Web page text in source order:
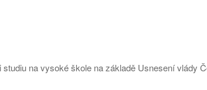
na vysoké škole na základě Usnesení vlády